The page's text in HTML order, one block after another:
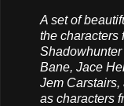
A set of
the characters
Bane, Jace
Jem
as characters